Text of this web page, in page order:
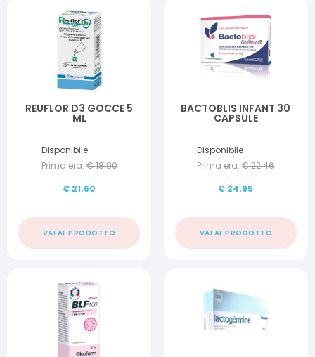
REUFLOR D3 GOCCE 5
ML
Disponibile
Prima era: €18.90
€ 21.60
VAI AL PRODOTTO
BACTOBLIS INFANT 30
CAPSULE
Disponibile
Prima era: €22.46
€ 24.95
VAI AL PRODOTTO